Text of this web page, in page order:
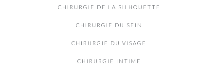
CHIRURGIE DE LA SILHOUETTE
CHIRURGIE DU SEIN
CHIRURGIE DU VISAGE
CHIRURGIE INTIME